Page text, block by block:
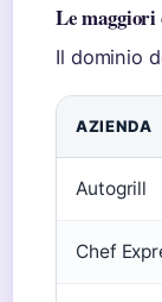
Le
Il dominio
AZIENDA
Autogrill
Chef